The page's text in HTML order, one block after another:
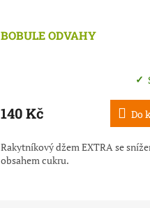
BOBULE ODVAHY
produktu
je
z
5
140 Kč Do
Rakytníkový džem EXTRA se
obsahem cukru.